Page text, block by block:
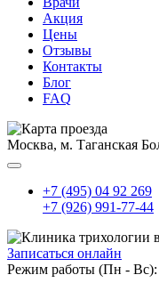
Акция
Цены
Отзывы
Контакты
Блог
FAQ
Москва, м. Таганская
+7 (495) 04 92 269
+7 (926) 991-77-44
Записаться онлайн
Режим работы (Пн - Вс):